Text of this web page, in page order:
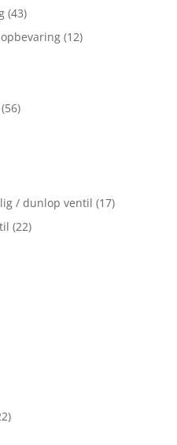
(43)
(12)
(56)
/ dunlop ventil (17)
(22)